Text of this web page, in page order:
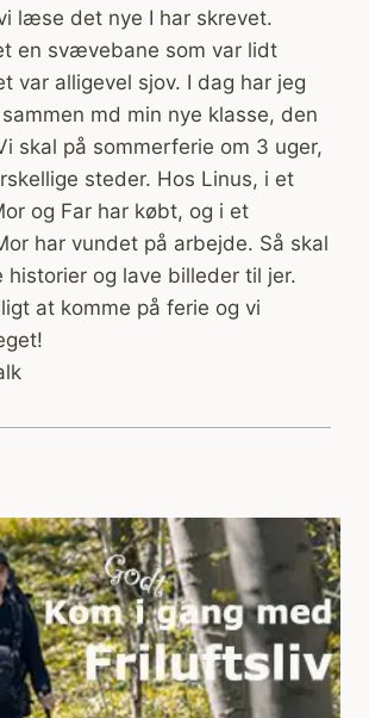
læse det nye I har skrevet.
en svævebane som var lidt
var alligevel sjov. I dag har jeg
md min nye klasse, den
skal på sommerferie om 3 uger,
steder. Hos Linus, i et
og Far har købt, og i et
har vundet på arbejde. Så skal
historier og lave billeder til jer.
at komme på ferie og vi